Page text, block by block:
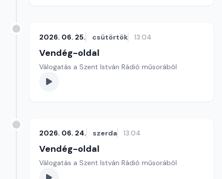
2026. 06. 25. csütörtök 13:04
Vendég-oldal
Válogatás a Szent István Rádió műsorából
2026. 06. 24. szerda 13:04
Vendég-oldal
Válogatás a Szent István Rádió műsorából